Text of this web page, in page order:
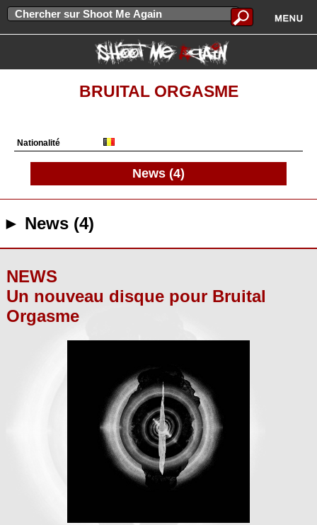
BRUITAL ORGASME
Nationalité
News (4)
► News (4)
NEWS
Un nouveau disque pour Bruital
Orgasme